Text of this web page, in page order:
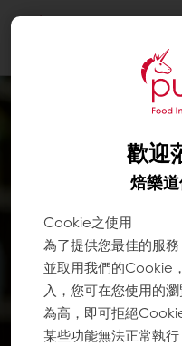
歡迎
焙樂
Cookie之使用
為了提供您最佳的服
並取用我們的Cookie
入，您可在您使用的
為高，即可拒絕
某些功能無法正常執行